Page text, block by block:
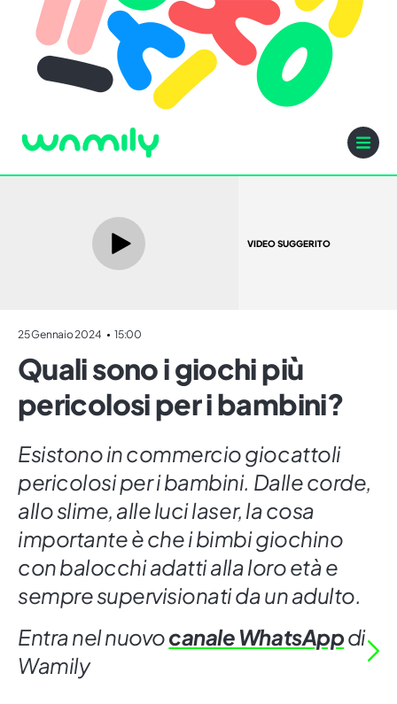
VIDEO SUGGERITO
25 Gennaio 2024 15:00
Quali sono i giochi più
pericolosi per i bambini?
Esistono in commercio giocattoli
pericolosi per i bambini. Dalle corde,
allo slime, alle luci laser, la cosa
importante è che i bimbi giochino
con balocchi adatti alla loro età e
sempre supervisionati da un adulto.
Entra nel nuovocanale WhatsAppdi
Wamily